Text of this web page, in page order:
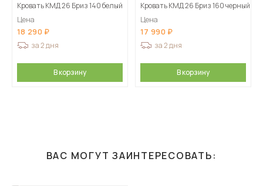
Кровать КМД 26 Бриз 140 белый
Цена
18 290
за 2 дня
В корзину
Кровать КМД 26 Бриз 160 черный
Цена
17 990
за 2 дня
В корзину
ВАС МОГУТ ЗАИНТЕРЕСОВАТЬ: